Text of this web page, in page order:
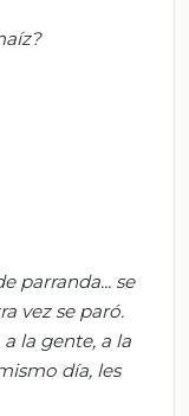
parranda... se
vez se paró.
la gente, a la
día, les